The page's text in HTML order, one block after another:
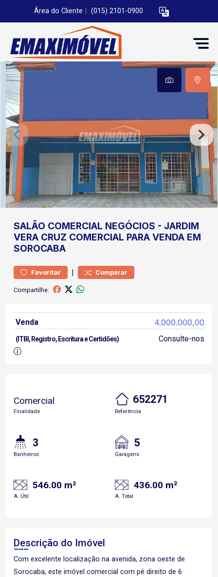
Área do Cliente (015) 2101-0900
SALÃO COMERCIAL NEGÓCIOS - JARDIM
VERA CRUZ COMERCIAL PARA VENDA EM
SOROCABA
Favoritar | Comparar
Compartilhe:
Venda 4.000.000,00
(ITBI, Registro, Escritura e Certidões) Consulte-nos
Comercial
Finalidade
652271
Referência
3
Banheiros
5
Garagens
546.00 m²
A. Útil
436.00 m²
A. Total
Descrição do Imóvel
Com excelente localização na avenida, zona oeste de
Sorocaba, este imóvel comercial com pé direito de 6